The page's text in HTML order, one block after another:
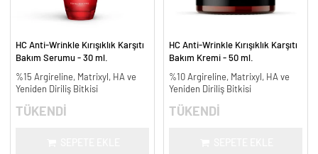
HC Anti-Wrinkle Kırışıklık Karşıtı
Bakım Serumu - 30 ml.
%15 Argireline, Matrixyl, HA ve
Yeniden Diriliş Bitkisi
TÜKENDİ
HC Anti-Wrinkle Kırışıklık Karşıtı
Bakım Kremi - 50 ml.
%10 Argireline, Matrixyl, HA ve
Yeniden Diriliş Bitkisi
TÜKENDİ